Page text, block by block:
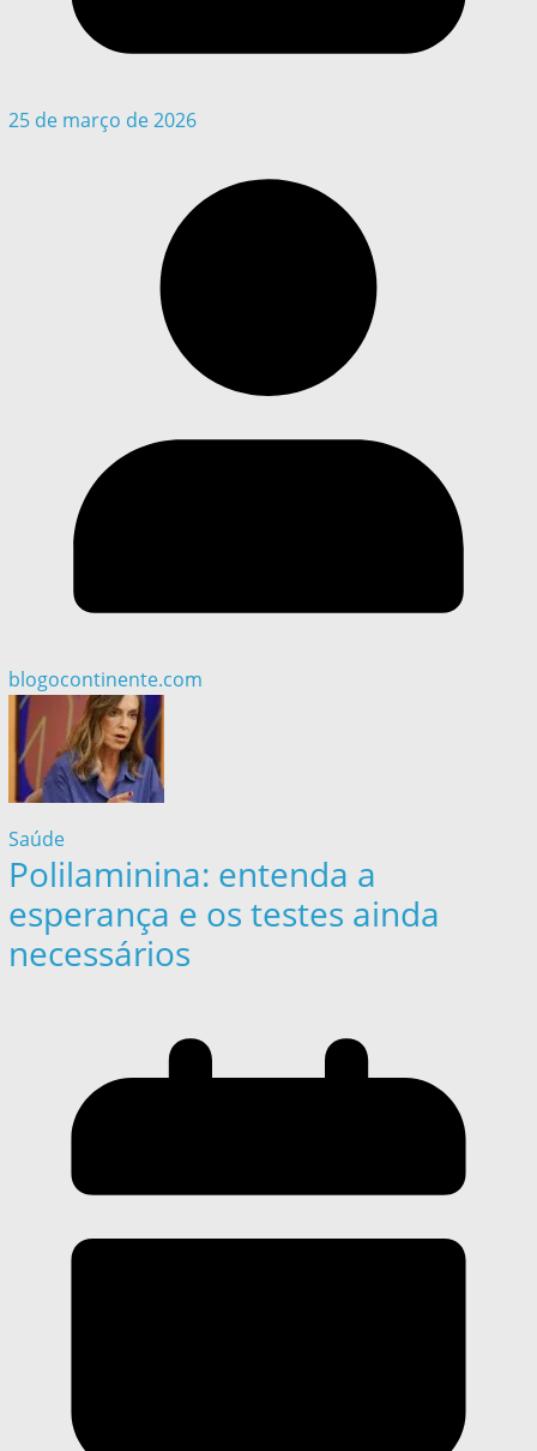
25 de março de 2026
blogocontinente.com
Saúde
Polilaminina: entenda a
esperança e os testes ainda
necessários